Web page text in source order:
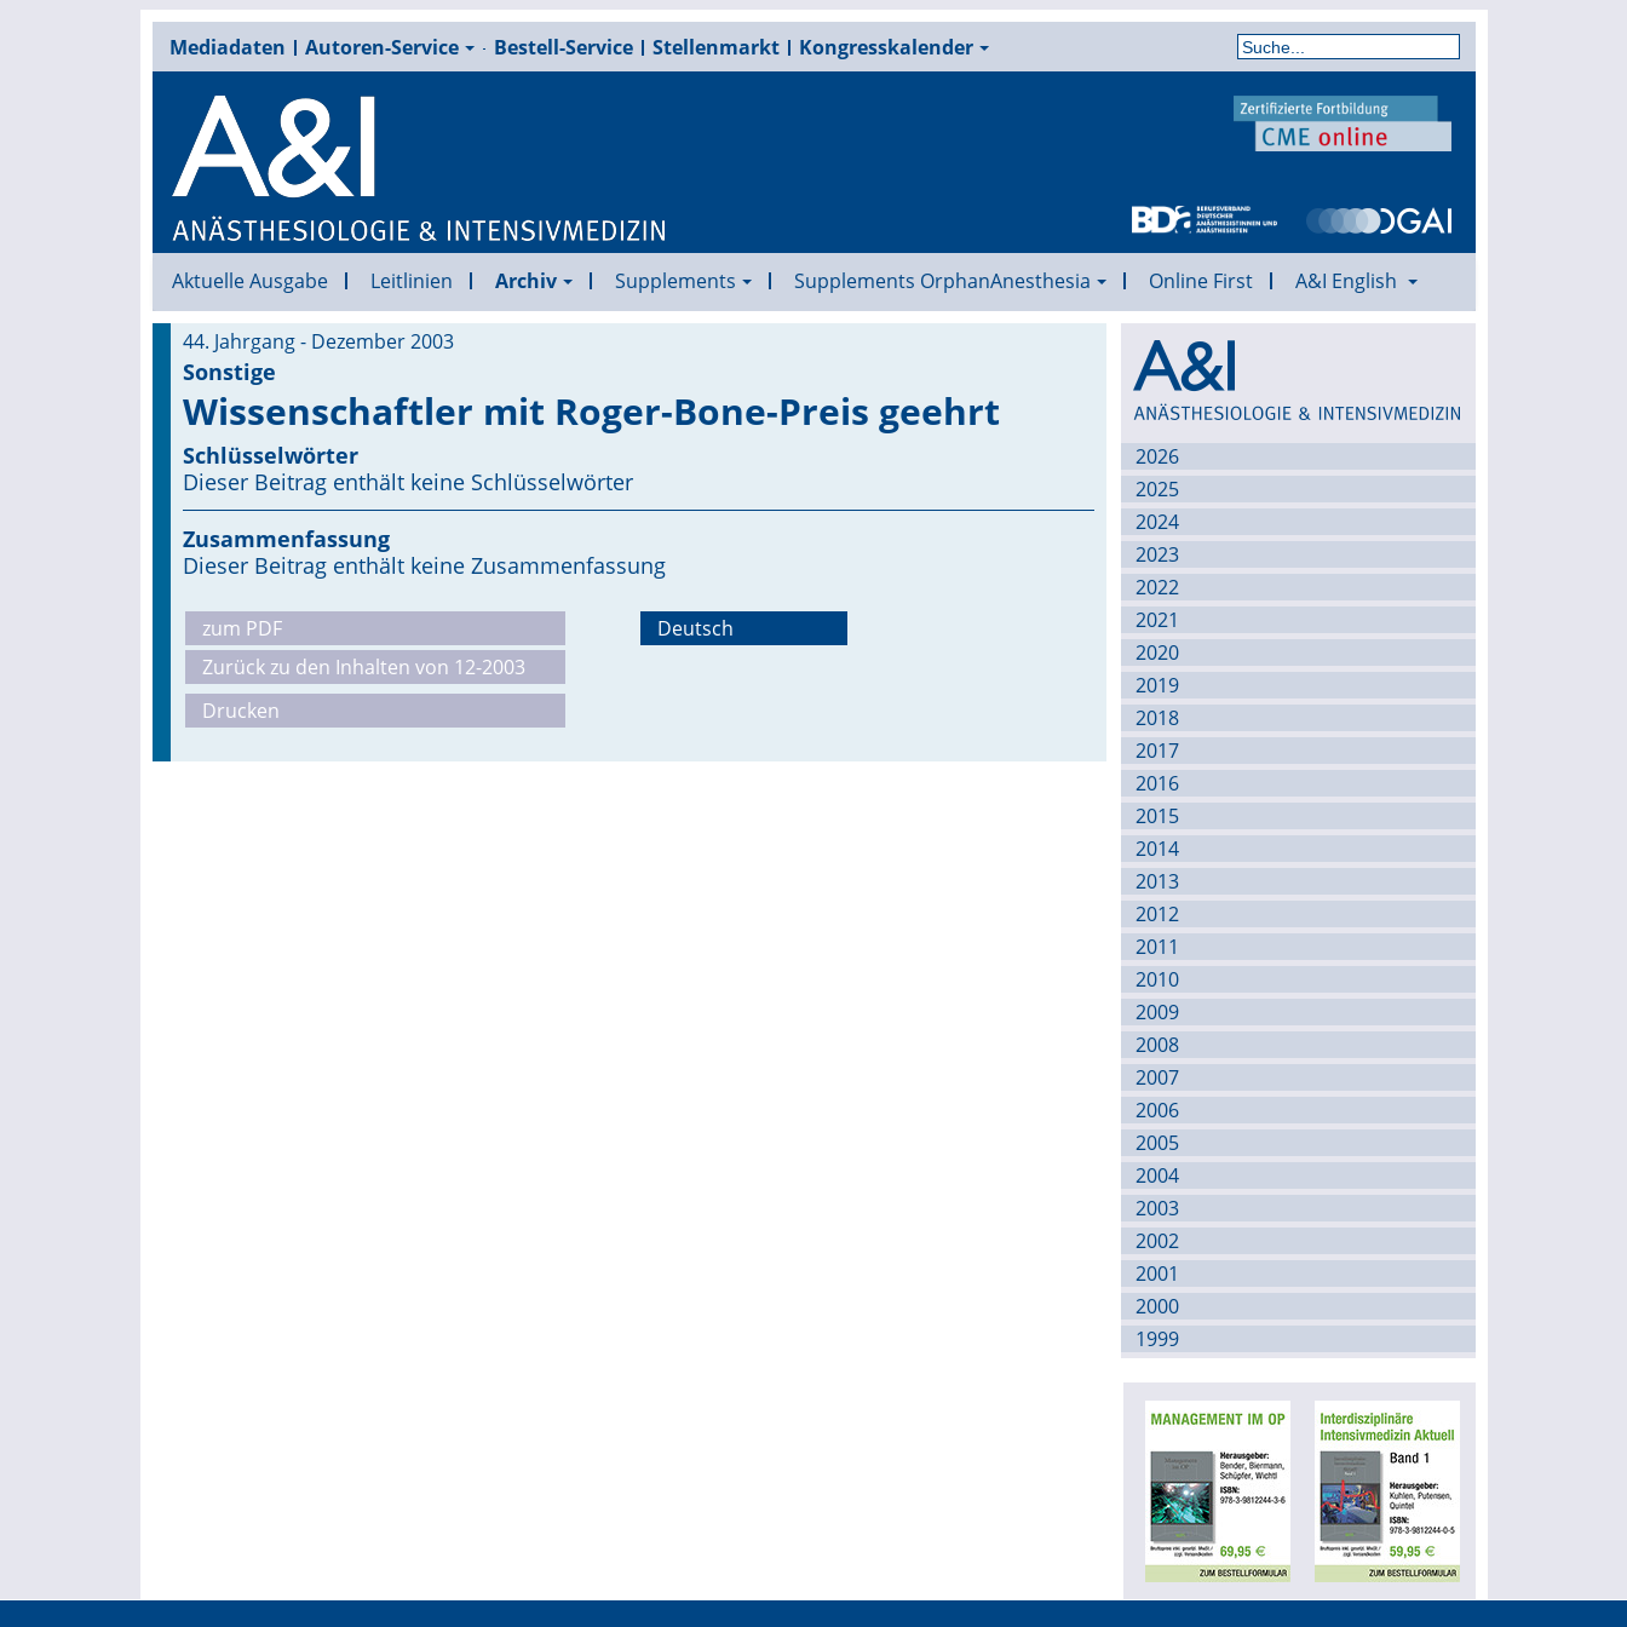
Mediadaten Autoren-Service Bestell-Service Stellenmarkt Kongresskalender
Aktuelle Ausgabe Leitlinien Archiv Supplements Supplements OrphanAnesthesia Online First A&I English
44. Jahrgang - Dezember 2003
Sonstige
Wissenschaftler mit Roger-Bone-Preis geehrt
Schlüsselwörter
Dieser Beitrag enthält keine Schlüsselwörter
Zusammenfassung
Dieser Beitrag enthält keine Zusammenfassung
zum PDF
Zurück zu den Inhalten von 12-2003
Drucken
Deutsch
Archiv
2026
2025
2024
2023
2022
2021
2020
2019
2018
2017
2016
2015
2014
2013
2012
2011
2010
2009
2008
2007
2006
2005
2004
2003
2002
2001
2000
1999